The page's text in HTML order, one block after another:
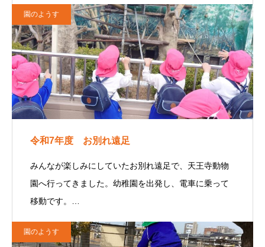
園のようす
令和7年度 お別れ遠足
みんなが楽しみにしていたお別れ遠足で、天王寺動物
園へ行ってきました。幼稚園を出発し、電車に乗って
移動です。…
園のようす